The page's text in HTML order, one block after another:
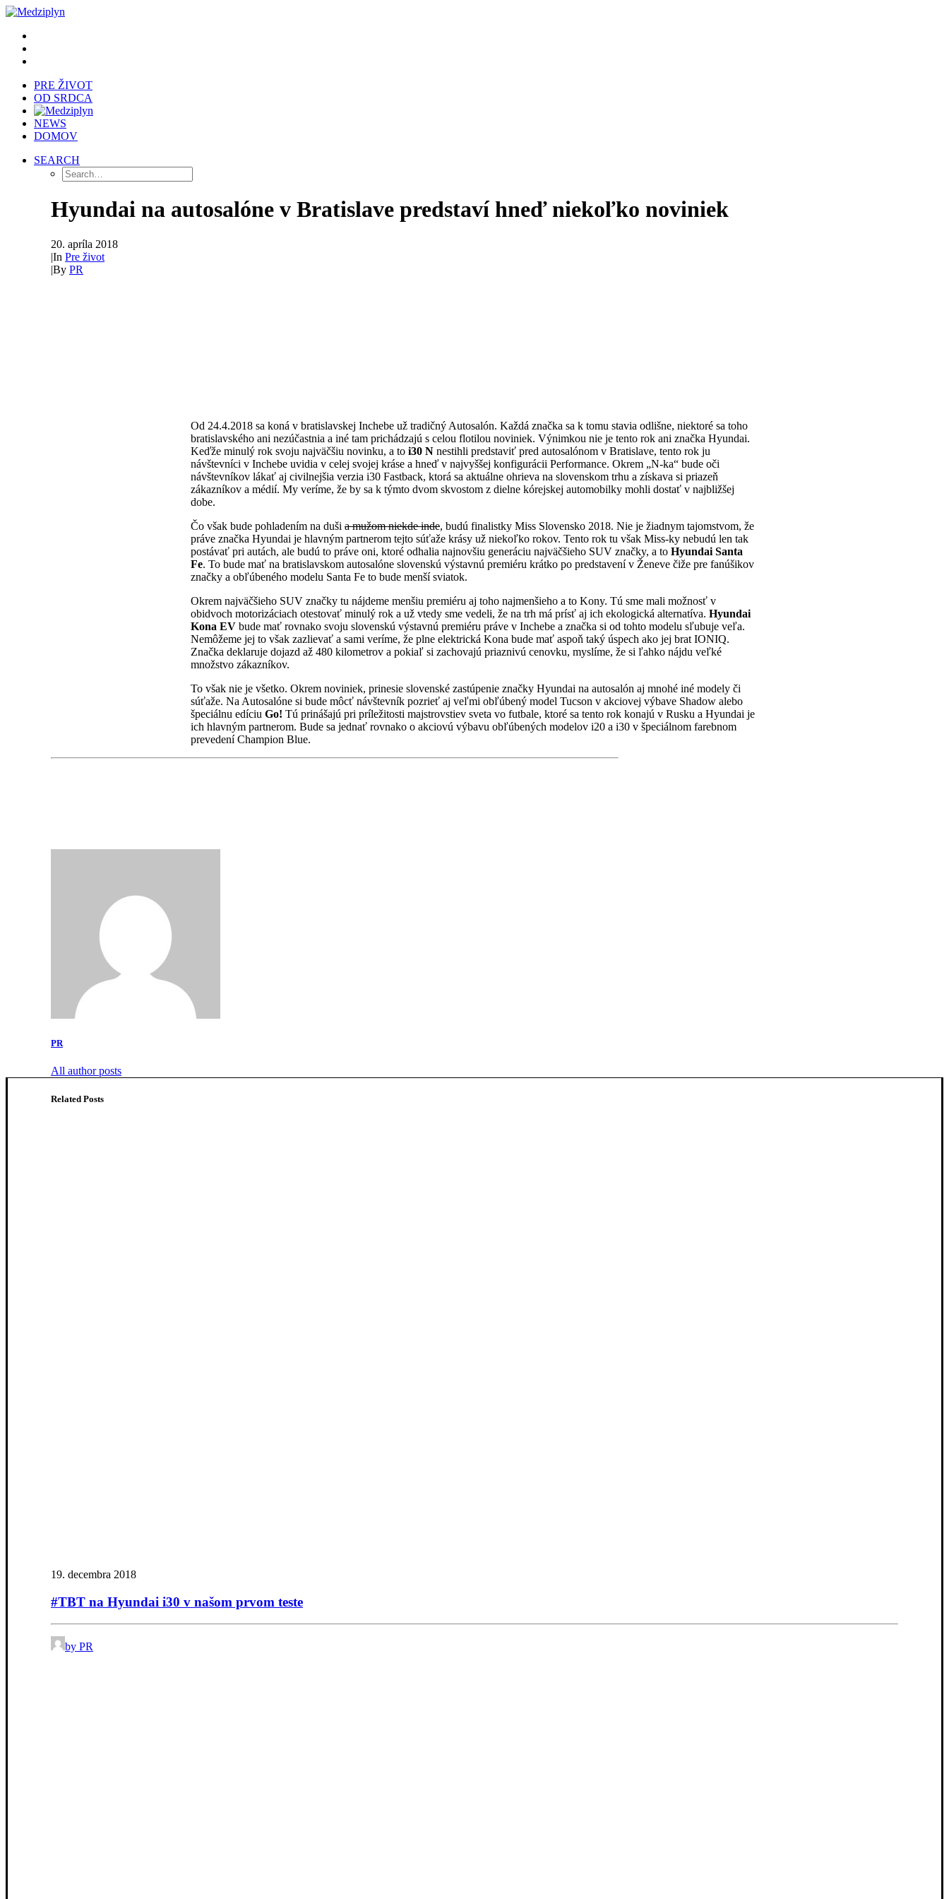
PRE ŽIVOT
OD SRDCA
NEWS
DOMOV
SEARCH
Hyundai na autosalóne v Bratislave predstaví hneď niekoľko noviniek
20. apríla 2018
|In Pre život
|By PR
Od 24.4.2018 sa koná v bratislavskej Inchebe už tradičný Autosalón. Každá značka sa k tomu stavia odlišne, niektoré sa toho
bratislavského ani nezúčastnia a iné tam prichádzajú s celou flotilou noviniek. Výnimkou nie je tento rok ani značka Hyundai.
Keďže minulý rok svoju najväčšiu novinku, a to i30 N nestihli predstaviť pred autosalónom v Bratislave, tento rok ju
návštevníci v Inchebe uvidia v celej svojej kráse a hneď v najvyššej konfigurácii Performance. Okrem „N-ka“ bude oči
návštevníkov lákať aj civilnejšia verzia i30 Fastback, ktorá sa aktuálne ohrieva na slovenskom trhu a získava si priazeň
zákazníkov a médií. My veríme, že by sa k týmto dvom skvostom z dielne kórejskej automobilky mohli dostať v najbližšej
dobe.
Čo však bude pohladením na duši a mužom niekde inde, budú finalistky Miss Slovensko 2018. Nie je žiadnym tajomstvom, že
práve značka Hyundai je hlavným partnerom tejto súťaže krásy už niekoľko rokov. Tento rok tu však Miss-ky nebudú len tak
postávať pri autách, ale budú to práve oni, ktoré odhalia najnovšiu generáciu najväčšieho SUV značky, a to Hyundai Santa
Fe. To bude mať na bratislavskom autosalóne slovenskú výstavnú premiéru krátko po predstavení v Ženeve čiže pre fanúšikov
značky a obľúbeného modelu Santa Fe to bude menší sviatok.
Okrem najväčšieho SUV značky tu nájdeme menšiu premiéru aj toho najmenšieho a to Kony. Tú sme mali možnosť v
obidvoch motorizáciach otestovať minulý rok a už vtedy sme vedeli, že na trh má prísť aj ich ekologická alternatíva. Hyundai
Kona EV bude mať rovnako svoju slovenskú výstavnú premiéru práve v Inchebe a značka si od tohto modelu sľubuje veľa.
Nemôžeme jej to však zazlievať a sami veríme, že plne elektrická Kona bude mať aspoň taký úspech ako jej brat IONIQ.
Značka deklaruje dojazd až 480 kilometrov a pokiaľ si zachovajú priaznivú cenovku, myslíme, že si ľahko nájdu veľké
množstvo zákazníkov.
To však nie je všetko. Okrem noviniek, prinesie slovenské zastúpenie značky Hyundai na autosalón aj mnohé iné modely či
súťaže. Na Autosalóne si bude môcť návštevník pozrieť aj veľmi obľúbený model Tucson v akciovej výbave Shadow alebo
špeciálnu edíciu Go! Tú prinášajú pri príležitosti majstrovstiev sveta vo futbale, ktoré sa tento rok konajú v Rusku a Hyundai je
ich hlavným partnerom. Bude sa jednať rovnako o akciovú výbavu obľúbených modelov i20 a i30 v špeciálnom farebnom
prevedení Champion Blue.
PR
All author posts
Related Posts
19. decembra 2018
#TBT na Hyundai i30 v našom prvom teste
by PR